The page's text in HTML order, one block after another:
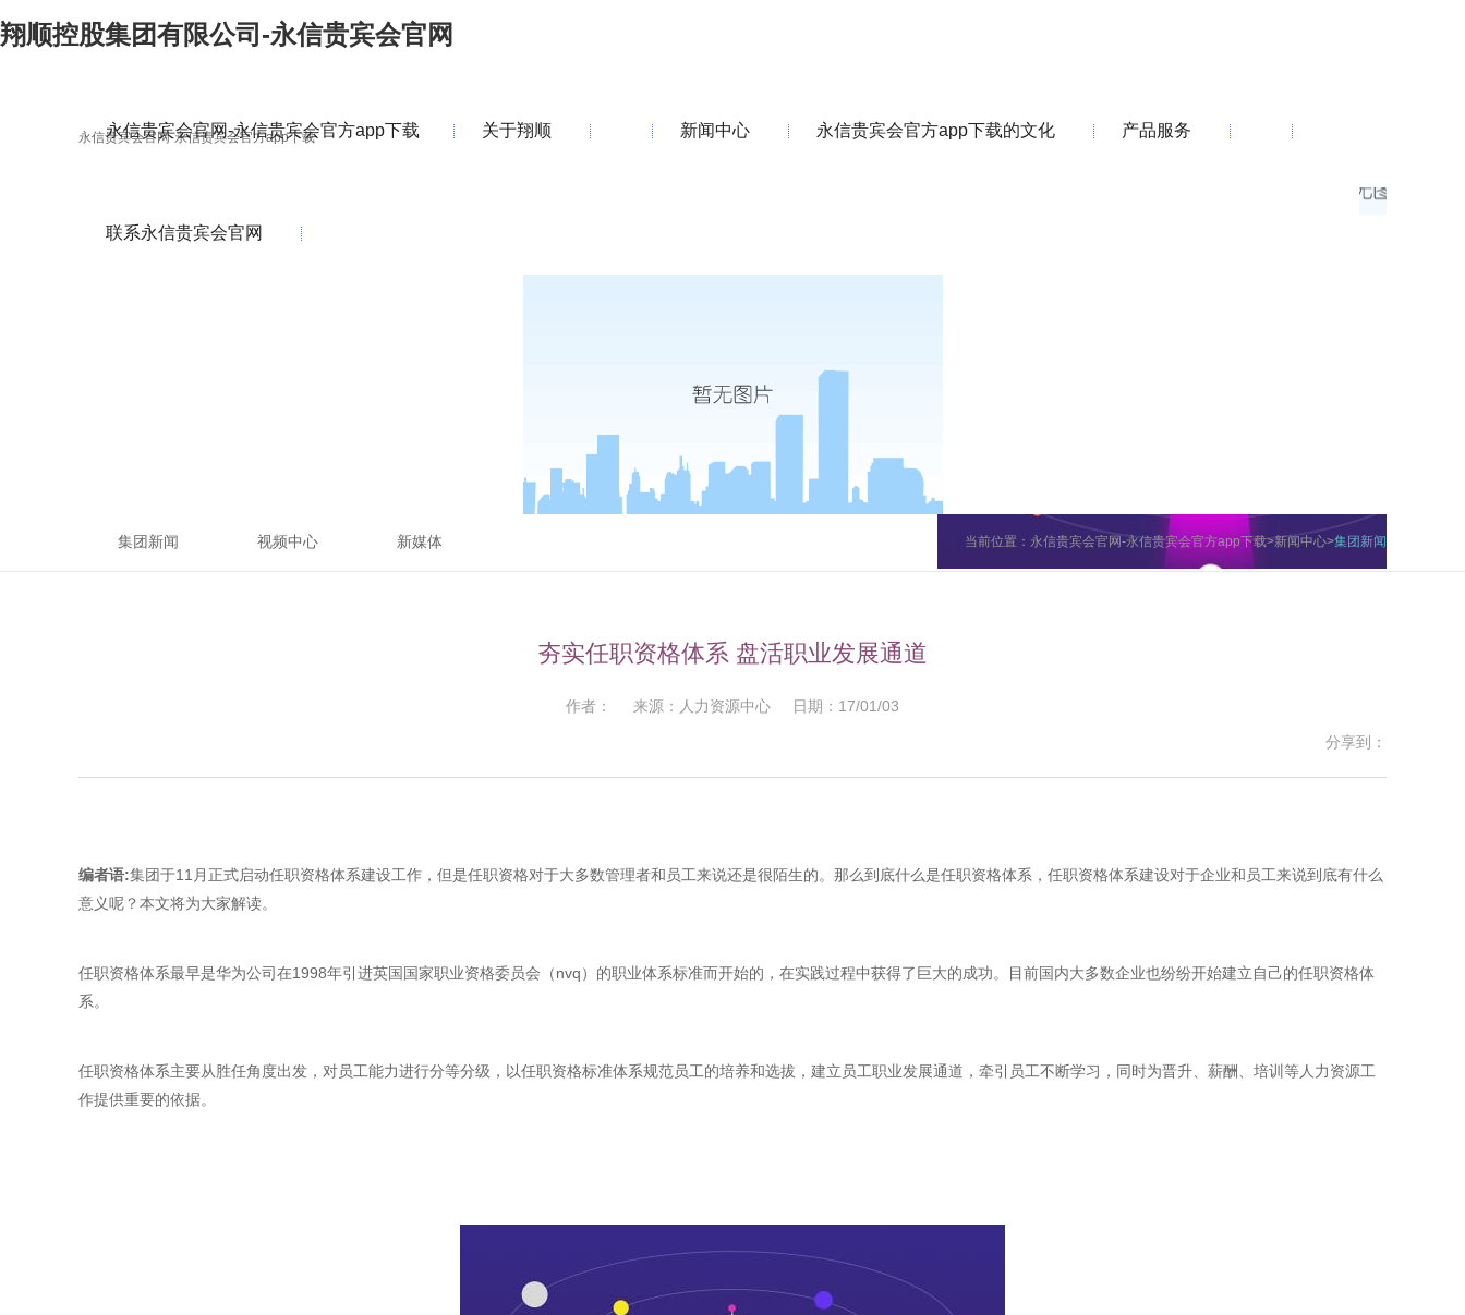
翔顺控股集团有限公司-永信贵宾会官网
永信贵宾会官网-永信贵宾会官方app下载
永信贵宾会官网-永信贵宾会官方app下载 关于翔顺 新闻中心 永信贵宾会官方app下载的文化 产品服务
联系永信贵宾会官网
当前位置： 永信贵宾会官网-永信贵宾会官方app下载>新闻中心>集团新闻
集团新闻 视频中心 新媒体
夯实任职资格体系 盘活职业发展通道
作者： 来源：人力资源中心 日期：17/01/03
分享到：
编者语:集团于11月正式启动任职资格体系建设工作，但是任职资格对于大多数管理者和员工来说还是很陌生的。那么到底什么是任职资格体系，任职资格体系建设对于企业和员工来说到底有什么
意义呢？本文将为大家解读。
任职资格体系最早是华为公司在1998年引进英国国家职业资格委员会（nvq）的职业体系标准而开始的，在实践过程中获得了巨大的成功。目前国内大多数企业也纷纷开始建立自己的任职资格体
系。
任职资格体系主要从胜任角度出发，对员工能力进行分等分级，以任职资格标准体系规范员工的培养和选拔，建立员工职业发展通道，牵引员工不断学习，同时为晋升、薪酬、培训等人力资源工
作提供重要的依据。